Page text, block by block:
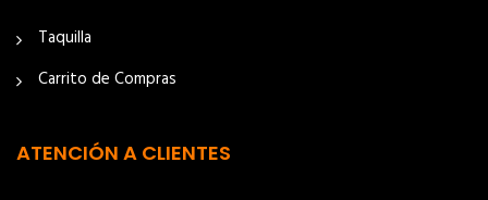
Taquilla
Carrito de Compras
ATENCIÓN A CLIENTES